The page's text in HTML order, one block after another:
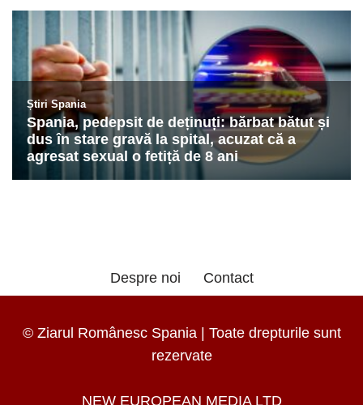
Despre noi Contact
© Ziarul Românesc Spania | Toate drepturile sunt
rezervate
NEW EUROPEAN MEDIA LTD